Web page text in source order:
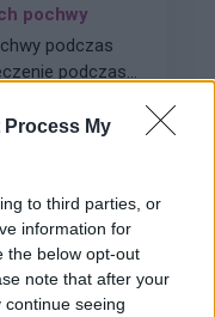
Process My
to third parties, or
information for
the below opt-out
note that after your
seeing
pochwy
podczas
podczas
dla rodziny i